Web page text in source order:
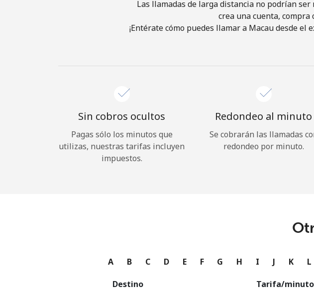
Las llamadas de larga distancia no podrían
crea una cuenta, compra
¡Entérate cómo puedes llamar a Macau desde
Sin cobros ocultos
Pagas sólo los minutos que
utilizas, nuestras tarifas incluyen
impuestos.
Redondeo al minuto
Se cobrarán las llamadas
redondeo por minuto.
A B C D E F G H I J K L
Destino Tarifa/minuto